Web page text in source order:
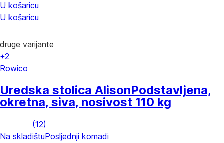
U košaricu
U košaricu
druge varijante
+2
Rowico
Uredska stolica AlisonPodstavljena,
okretna, siva, nosivost 110 kg
(12)
Na skladištuPosljednji komadi